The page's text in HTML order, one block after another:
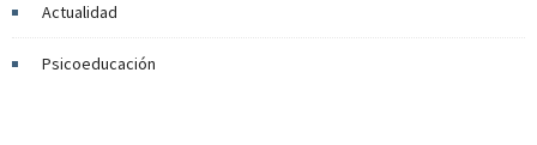
Actualidad
Psicoeducación